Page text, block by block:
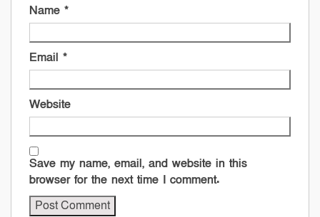
Name *
Email *
Website
Save my name, email, and website in this
browser for the next time I comment.